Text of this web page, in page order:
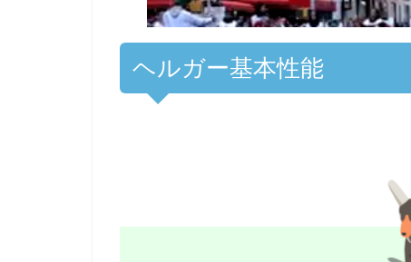
ヘルガー基本性能